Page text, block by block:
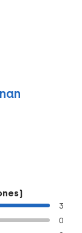
0
3